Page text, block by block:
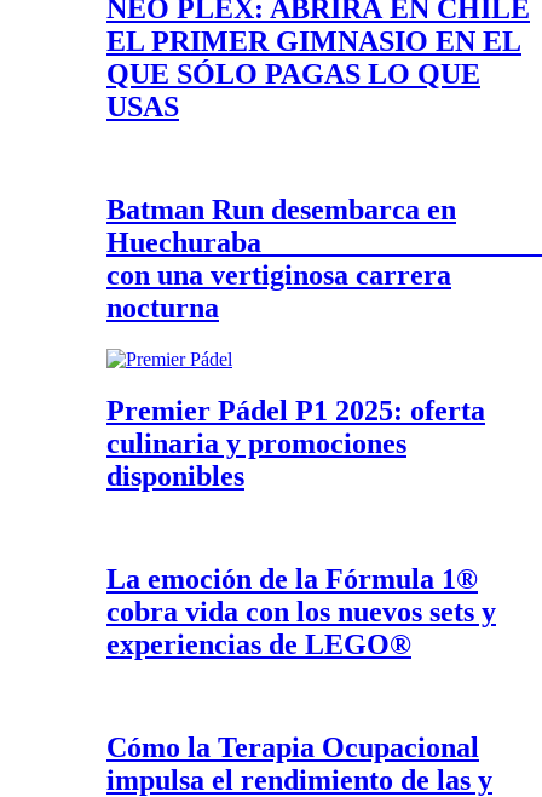
NEO PLEX: ABRIRÁ EN CHILE
EL PRIMER GIMNASIO EN EL
QUE SÓLO PAGAS LO QUE
USAS
Batman Run desembarca en
con una vertiginosa carrera
nocturna
Premier Pádel P1 2025: oferta
culinaria y promociones
disponibles
La emoción de la Fórmula 1®
cobra vida con los nuevos sets y
experiencias de LEGO®
Cómo la Terapia Ocupacional
impulsa el rendimiento de las y